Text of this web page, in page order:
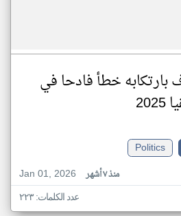
خطأ فادحا في
Politics
Jan 01, 2026
منذ ٧ أشهر
عدد الكلمات: ٢٢٣